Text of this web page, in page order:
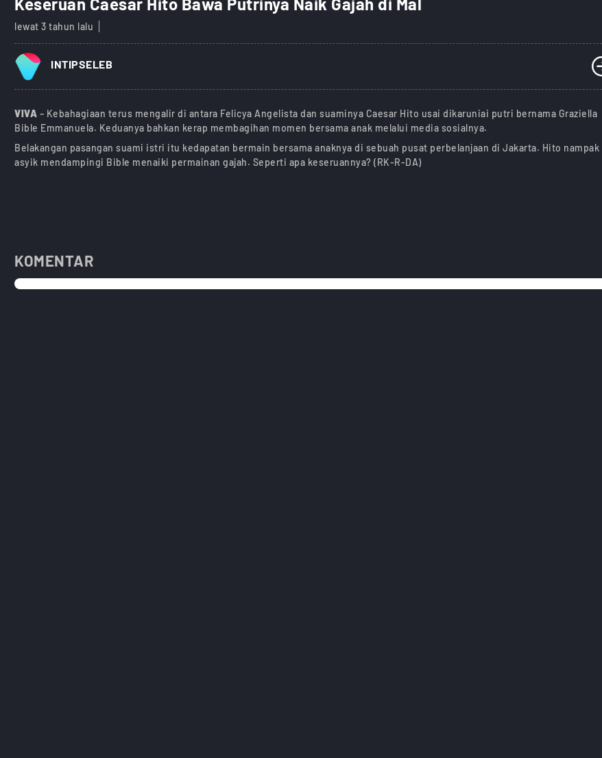
lewat 3 tahun lalu
INTIPSELEB
VIVA – Kebahagiaan terus mengalir di antara Felicya Angelista dan suaminya Caesar Hito usai dikaruniai putri bernama Graziella
Bible Emmanuela. Keduanya bahkan kerap membagihan momen bersama anak melalui media sosialnya.
Belakangan pasangan suami istri itu kedapatan bermain bersama anaknya di sebuah pusat perbelanjaan di Jakarta. Hito nampak
asyik mendampingi Bible menaiki permainan gajah. Seperti apa keseruannya? (RK-R-DA)
KOMENTAR